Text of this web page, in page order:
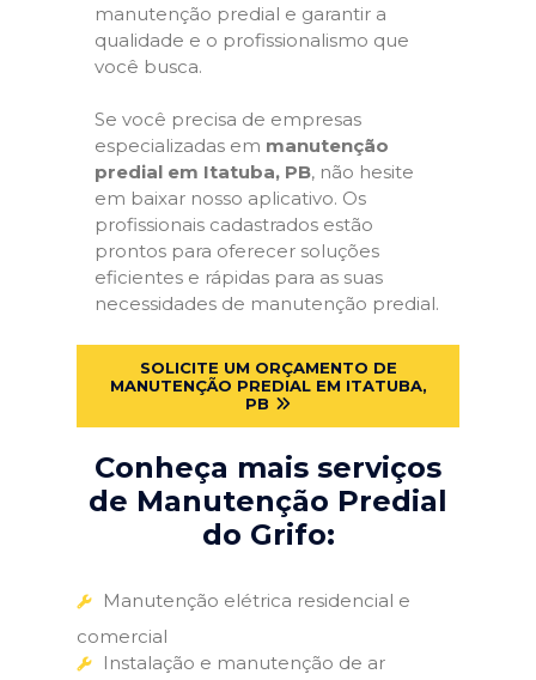
manutenção predial e garantir a
qualidade e o profissionalismo que
você busca.
Se você precisa de empresas
especializadas em manutenção
predial em Itatuba, PB, não hesite
em baixar nosso aplicativo. Os
profissionais cadastrados estão
prontos para oferecer soluções
eficientes e rápidas para as suas
necessidades de manutenção predial.
SOLICITE UM ORÇAMENTO DE
MANUTENÇÃO PREDIAL EM ITATUBA,
PB
Conheça mais serviços
de Manutenção Predial
do Grifo:
Manutenção elétrica residencial e
comercial
Instalação e manutenção de ar